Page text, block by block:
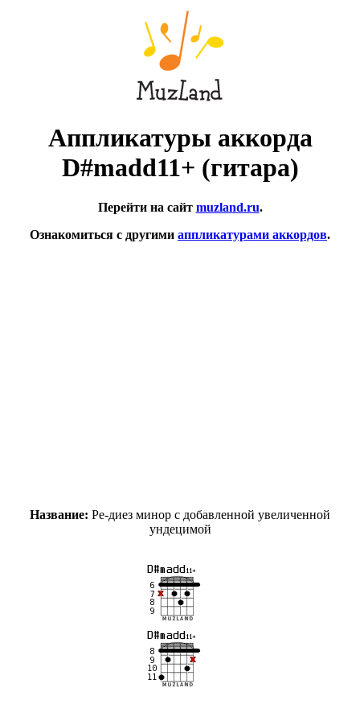
Аппликатуры аккорда
D#madd11+ (гитара)
Перейти на сайт muzland.ru.
Ознакомиться с другими аппликатурами аккордов.
Название: Ре-диез минор с добавленной увеличенной
ундецимой